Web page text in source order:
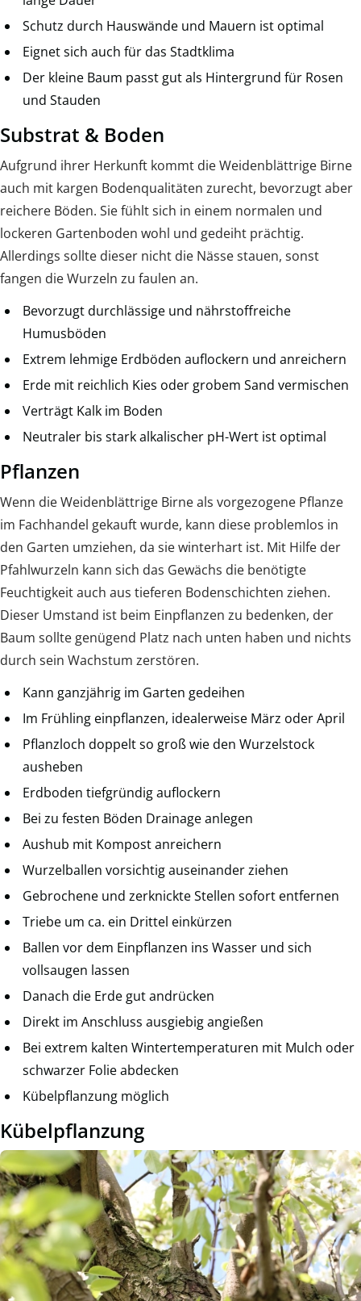
Schutz durch Hauswände und Mauern ist optimal
Eignet sich auch für das Stadtklima
Der kleine Baum passt gut als Hintergrund für Rosen
und Stauden
Substrat & Boden
Aufgrund ihrer Herkunft kommt die Weidenblättrige Birne
auch mit kargen Bodenqualitäten zurecht, bevorzugt aber
reichere Böden. Sie fühlt sich in einem normalen und
lockeren Gartenboden wohl und gedeiht prächtig.
Allerdings sollte dieser nicht die Nässe stauen, sonst
fangen die Wurzeln zu faulen an.
Bevorzugt durchlässige und nährstoffreiche
Humusböden
Extrem lehmige Erdböden auflockern und anreichern
Erde mit reichlich Kies oder grobem Sand vermischen
Verträgt Kalk im Boden
Neutraler bis stark alkalischer pH-Wert ist optimal
Pflanzen
Wenn die Weidenblättrige Birne als vorgezogene Pflanze
im Fachhandel gekauft wurde, kann diese problemlos in
den Garten umziehen, da sie winterhart ist. Mit Hilfe der
Pfahlwurzeln kann sich das Gewächs die benötigte
Feuchtigkeit auch aus tieferen Bodenschichten ziehen.
Dieser Umstand ist beim Einpflanzen zu bedenken, der
Baum sollte genügend Platz nach unten haben und nichts
durch sein Wachstum zerstören.
Kann ganzjährig im Garten gedeihen
Im Frühling einpflanzen, idealerweise März oder April
Pflanzloch doppelt so groß wie den Wurzelstock
ausheben
Erdboden tiefgründig auflockern
Bei zu festen Böden Drainage anlegen
Aushub mit Kompost anreichern
Wurzelballen vorsichtig auseinander ziehen
Gebrochene und zerknickte Stellen sofort entfernen
Triebe um ca. ein Drittel einkürzen
Ballen vor dem Einpflanzen ins Wasser und sich
vollsaugen lassen
Danach die Erde gut andrücken
Direkt im Anschluss ausgiebig angießen
Bei extrem kalten Wintertemperaturen mit Mulch oder
schwarzer Folie abdecken
Kübelpflanzung möglich
Kübelpflanzung